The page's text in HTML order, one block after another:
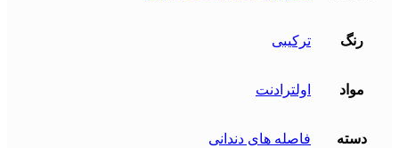
رنگ ترکیبی
مواد اولترادنت
دسته فاصله های دندانی